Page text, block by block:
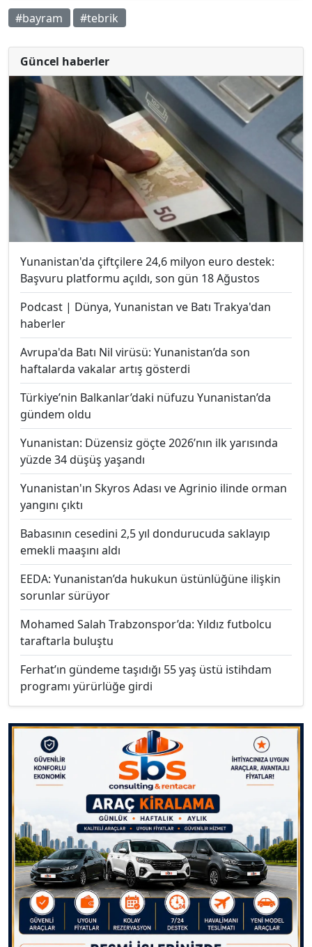
#bayram #tebrik
Güncel haberler
Yunanistan'da çiftçilere 24,6 milyon euro destek:
Başvuru platformu açıldı, son gün 18 Ağustos
Podcast | Dünya, Yunanistan ve Batı Trakya'dan
haberler
Avrupa'da Batı Nil virüsü: Yunanistan’da son
haftalarda vakalar artış gösterdi
Türkiye’nin Balkanlar’daki nüfuzu Yunanistan’da
gündem oldu
Yunanistan: Düzensiz göçte 2026’nın ilk yarısında
yüzde 34 düşüş yaşandı
Yunanistan'ın Skyros Adası ve Agrinio ilinde orman
yangını çıktı
Babasının cesedini 2,5 yıl dondurucuda saklayıp
emekli maaşını aldı
EEDA: Yunanistan’da hukukun üstünlüğüne ilişkin
sorunlar sürüyor
Mohamed Salah Trabzonspor’da: Yıldız futbolcu
taraftarla buluştu
Ferhat’ın gündeme taşıdığı 55 yaş üstü istihdam
programı yürürlüğe girdi